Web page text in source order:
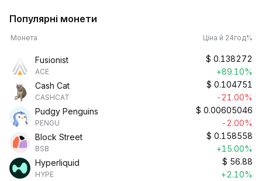
Популярні монети
Монета Ціна й 24год%
Fusionist
ACE
$ 0.138272
+89.10%
Cash Cat
CASHCAT
$ 0.104751
-21.00%
Pudgy Penguins
PENGU
$ 0.00605046
-2.00%
Block Street
BSB
$ 0.158558
+15.00%
Hyperliquid
HYPE
$ 56.88
+2.10%